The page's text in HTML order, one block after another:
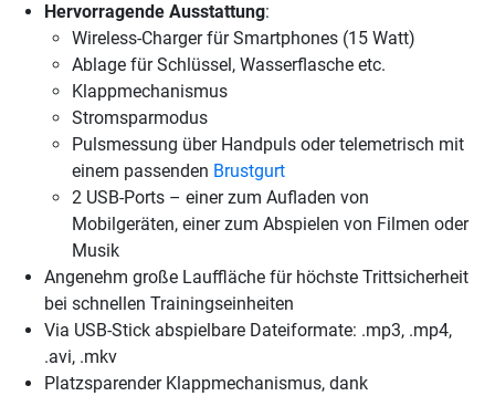
Hervorragende Ausstattung:
Wireless-Charger für Smartphones (15 Watt)
Ablage für Schlüssel, Wasserflasche etc.
Klappmechanismus
Stromsparmodus
Pulsmessung über Handpuls oder telemetrisch mit
einem passenden Brustgurt
2 USB-Ports – einer zum Aufladen von
Mobilgeräten, einer zum Abspielen von Filmen oder
Musik
Angenehm große Lauffläche für höchste Trittsicherheit
bei schnellen Trainingseinheiten
Via USB-Stick abspielbare Dateiformate: .mp3, .mp4,
.avi, .mkv
Platzsparender Klappmechanismus, dank